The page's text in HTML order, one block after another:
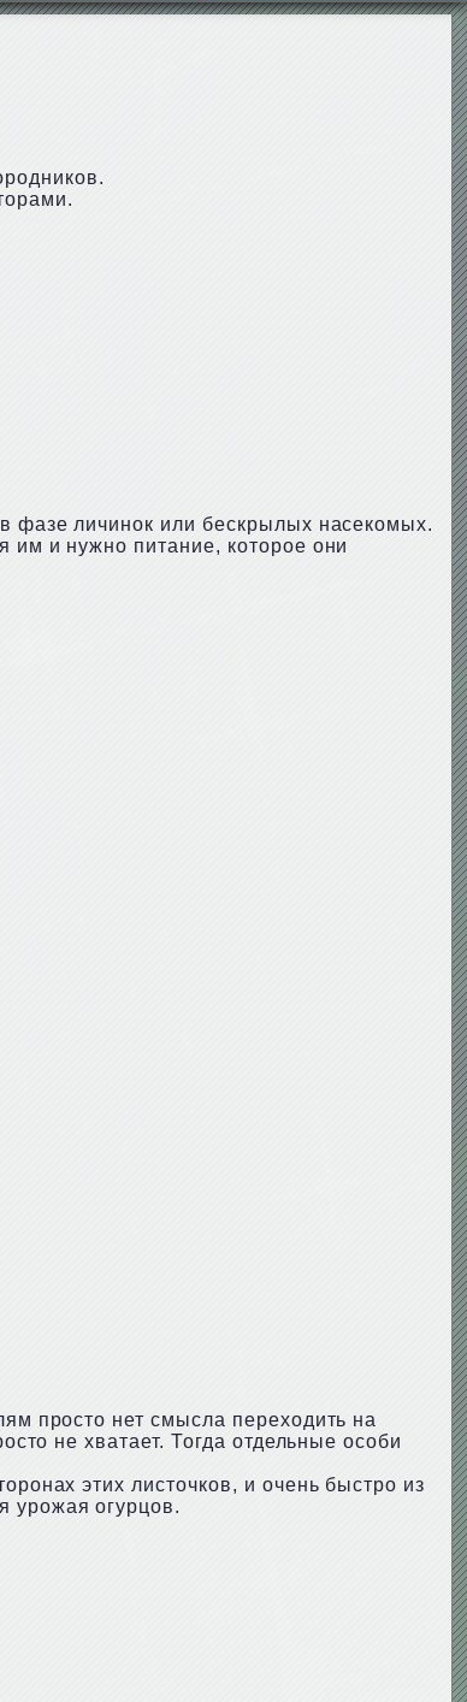
фазе личинок или бескрылых насекомых.
им и нужно питание, которое они
просто нет смысла переходить на
не хватает. Тогда отдельные особи
этих листочков, и очень быстро из
урожая огурцов.